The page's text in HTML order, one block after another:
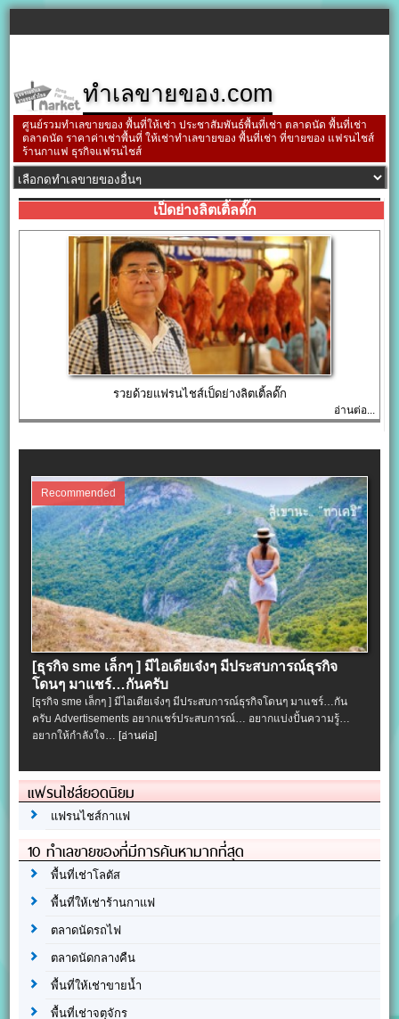
ทำเลขายของ.com
ศูนย์รวมทำเลขายของ พื้นที่ให้เช่า ประชาสัมพันธ์พื้นที่เช่า ตลาดนัด พื้นที่เช่า
ตลาดนัด ราคาค่าเช่าพื้นที่ ให้เช่าทำเลขายของ พื้นที่เช่า ที่ขายของ แฟรนไชส์
ร้านกาแฟ ธุรกิจแฟรนไชส์
เป็ดย่างลิตเติ้ลดั๊ก
รวยด้วยแฟรนไชส์เป็ดย่างลิตเติ้ลดั๊ก
อ่านต่อ...
Recommended
[ธุรกิจ sme เล็กๆ ] มีไอเดียเจ๋งๆ มีประสบการณ์ธุรกิจ
โดนๆ มาแชร์…กันครับ
[ธุรกิจ sme เล็กๆ ] มีไอเดียเจ๋งๆ มีประสบการณ์ธุรกิจโดนๆ มาแชร์…กัน
ครับ Advertisements อยากแชร์ประสบการณ์… อยากแบ่งปั้นความรู้…
อยากให้กำลังใจ…[อ่านต่อ]
แฟรนไชส์ยอดนิยม
แฟรนไชส์กาแฟ
10 ทำเลขายของที่มีการค้นหามากที่สุด
พื้นที่เช่าโลตัส
พื้นที่ให้เช่าร้านกาแฟ
ตลาดนัดรถไฟ
ตลาดนัดกลางคืน
พื้นที่ให้เช่าขายน้ำ
พื้นที่เช่าจตุจักร